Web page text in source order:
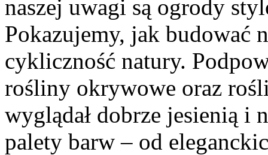
naszej uwagi są ogrody
Pokazujemy, jak budować
cykliczność natury.
rośliny okrywowe oraz
wyglądał dobrze jesienią i
palety barw – od